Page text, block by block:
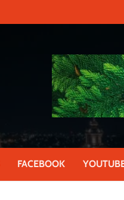
FACEBOOK